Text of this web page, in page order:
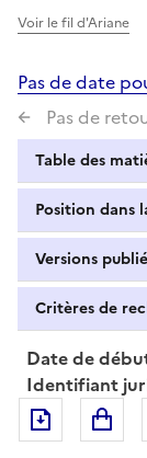
Voir le fil d'Ariane
Pas de date
Pas de
Table des
Position dans
Versions
Critères de
Date de
Identifiant